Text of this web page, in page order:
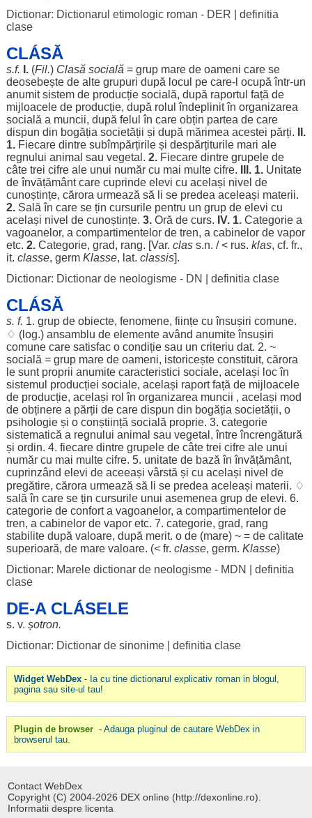
Dictionar: Dictionarul etimologic roman - DER
definitia
clase
CLÁSĂ
s.f. I.(Fil.) Clasă socială = grup marede oameni care se
deosebeștede alte grupuri după locul pe care-l ocupă într-un
anumit sistemde producție socială, după raportul față de
mijloacelede producție, după rolul îndeplinitîn organizarea
socială a muncii, după felul în care obțin partea de care
dispun din bogăția societății și după mărimea acestei părți.
II.
1. Fiecare dintre subîmpărțirileși despărțiturile mari ale
regnului animal sau vegetal . 2. Fiecare dintre grupelede
câte trei cifre aleunui numărcu mai multe cifre. III. 1. Unitate
deînvățământcare cuprinde elevi cu același nivel de
cunoștințe, cărora urmează să li se predea aceleași materii.
2. Sală în care se țin cursurile pentru un grupde elevi cu
același nivel de cunoștințe. 3. Oră de curs. IV. 1. Categoriea
vagoanelor, a compartimentelorde tren, a cabinelorde vapor
etc. 2. Categorie, grad, rang. [Var. class.n. / < rus. klas, cf. fr.,
it. classe, germ Klasse, lat. classis].
Dictionar: Dictionar de neologisme - DN
definitia clase
CLÁSĂ
s. f. 1. grupde obiecte, fenomene, ființecuînsușiri comune.
♢ (log.) ansamblu de elemente având anumite însușiri
comunecare satisfaco condițiesau un criteriu dat. 2. ~
socială = grup marede oameni, istoricește constituit, cărora
le sunt proprii anumite caracteristici sociale, același locîn
sistemul producției sociale, același raport față de mijloacele
de producție, același rol în organizarea muncii , același mod
de obținerea părții de care dispun din bogăția societății, o
psihologieși o conștiință socială proprie. 3. categorie
sistematică a regnului animal sau vegetal ,între încrengătură
și ordin. 4. fiecare dintre grupelede câte trei cifre aleunui
numărcu mai multe cifre. 5. unitatede bază înînvățământ,
cuprinzând elevi de aceeași vârstă și cu același nivel de
pregătire, cărora urmează să li se predea aceleași materii. ♢
sală în care se țin cursurileunui asemenea grupde elevi. 6.
categoriede conforta vagoanelor, a compartimentelorde
tren, a cabinelorde vaporetc. 7. categorie, grad, rang
stabilitedupă valoare, după merit. o de (mare) ~ = de calitate
superioară, de mare valoare. (< fr. classe, germ. Klasse)
Dictionar: Marele dictionar de neologisme - MDN
definitia
clase
DE-A CLÁSELE
s. v. șotron.
Dictionar: Dictionar de sinonime| definitia clase
Widget WebDex- Ia cu tine dictionarul explicativ roman in blogul,
pagina sau site-ul tau!
Plugin de browser - Adauga pluginul de cautare WebDex in
browserul tau.
Contact WebDex
Copyright (C) 2004-2026 DEX online (http://dexonline.ro).
Informatii despre licenta